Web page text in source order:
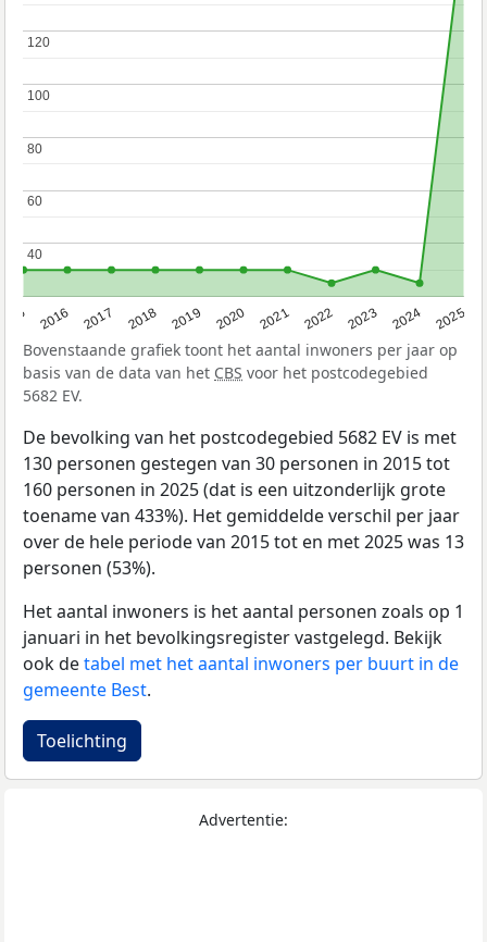
2016 2017 2018 2019 2020 2021 2022 2023 2024 2025
40
40
60
60
80
80
100
100
120
120
Bovenstaande grafiek toont het aantal inwoners per jaar op
basis van de data van het CBS voor het postcodegebied
5682 EV.
De bevolking van het postcodegebied 5682 EV is met
130 personen gestegen van 30 personen in 2015 tot
160 personen in 2025 (dat is een uitzonderlijk grote
toename van 433%). Het gemiddelde verschil per jaar
over de hele periode van 2015 tot en met 2025 was 13
personen (53%).
Het aantal inwoners is het aantal personen zoals op 1
januari in het bevolkingsregister vastgelegd. Bekijk
ook detabel met het aantal inwoners per buurt in de
gemeente Best.
Toelichting
Advertentie: